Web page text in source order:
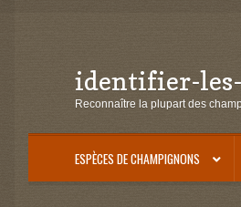
Aller
à
navigation
Aller
au
identifier-
Reconnaître la plupart des
ESPÈCES DE CHAMPIGNONS